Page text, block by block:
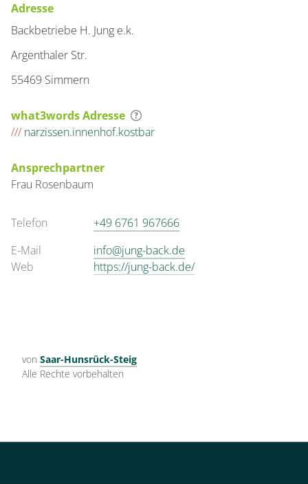
Adresse
Backbetriebe H. Jung e.k.
Argenthaler Str.
55469 Simmern
what3words Adresse
/// narzissen.innenhof.kostbar
Ansprechpartner
Frau Rosenbaum
Telefon
+49 6761 967666
E-Mail
info@jung-back.de
Web
https://jung-back.de/
von Saar-Hunsrück-Steig
Alle Rechte vorbehalten